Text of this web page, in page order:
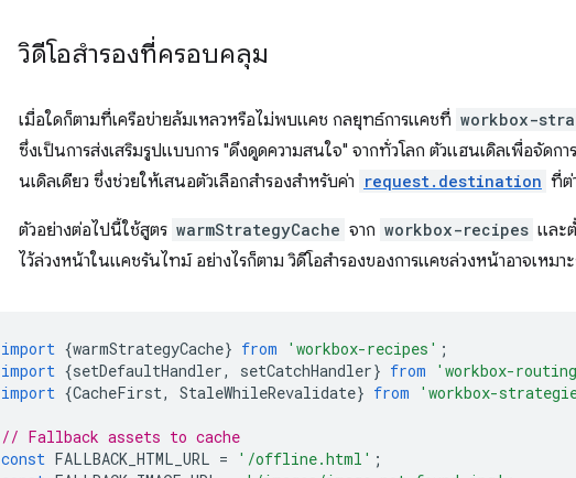
วิดีโอสำรองที่ครอบคลุม
เมื่อใดก็ตามที่เครือข่ายล้มเหลวหรือไม่พบแคช กลยุทธ์การแคชที่ workbox-
ซึ่งเป็นการส่งเสริมรูปแบบการ "ดึงดูดความสนใจ" จากทั่วโลก ตัวแฮนเดิลเพื่อจัด
นเดิลเดียว ซึ่งช่วยให้เสนอตัวเลือกสำรองสำหรับค่า request.destination ที่ต่
ตัวอย่างต่อไปนี้ใช้สูตร warmStrategyCache จาก workbox-recipes และ
ไว้ล่วงหน้าในแคชรันไทม์ อย่างไรก็ตาม วิดีโอสำรองของการแคชล่วงหน้าอาจเห
import {warmStrategyCache} from 'workbox-recipes' ;
import {setDefaultHandler, setCatchHandler} from 'workbox-
import {CacheFirst, StaleWhileRevalidate} from 'workbox-
// Fallback assets to cache
const FALLBACK_HTML_URL = '/offline.html' ;